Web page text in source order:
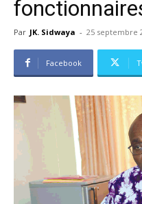
Par JK. Sidwaya - 25 septembre
Facebook